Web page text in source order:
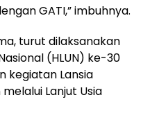
GATI,” imbuhnya.
turut dilaksanakan
(HLUN) ke-30
kegiatan Lansia
Lanjut Usia